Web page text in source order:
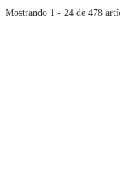
Mostrando 1 - 24 de 478